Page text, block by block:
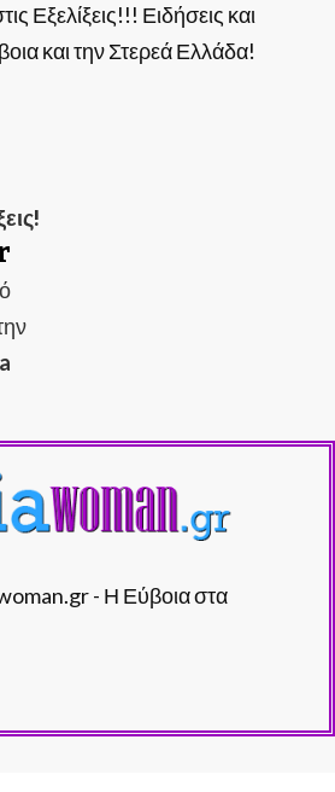
Εξελίξεις!!! Ειδήσεις και
και την Στερεά Ελλάδα!
- Η Εύβοια στα